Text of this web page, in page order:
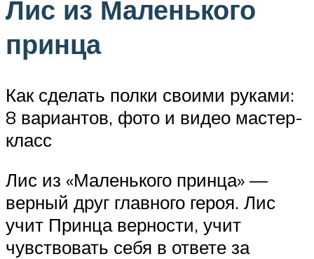
Лис из Маленького
принца
Как сделать полки своими руками:
8 вариантов, фото и видео мастер-
класс
Лис из «Маленького принца» —
верный друг главного героя. Лис
учит Принца верности, учит
чувствовать себя в ответе за